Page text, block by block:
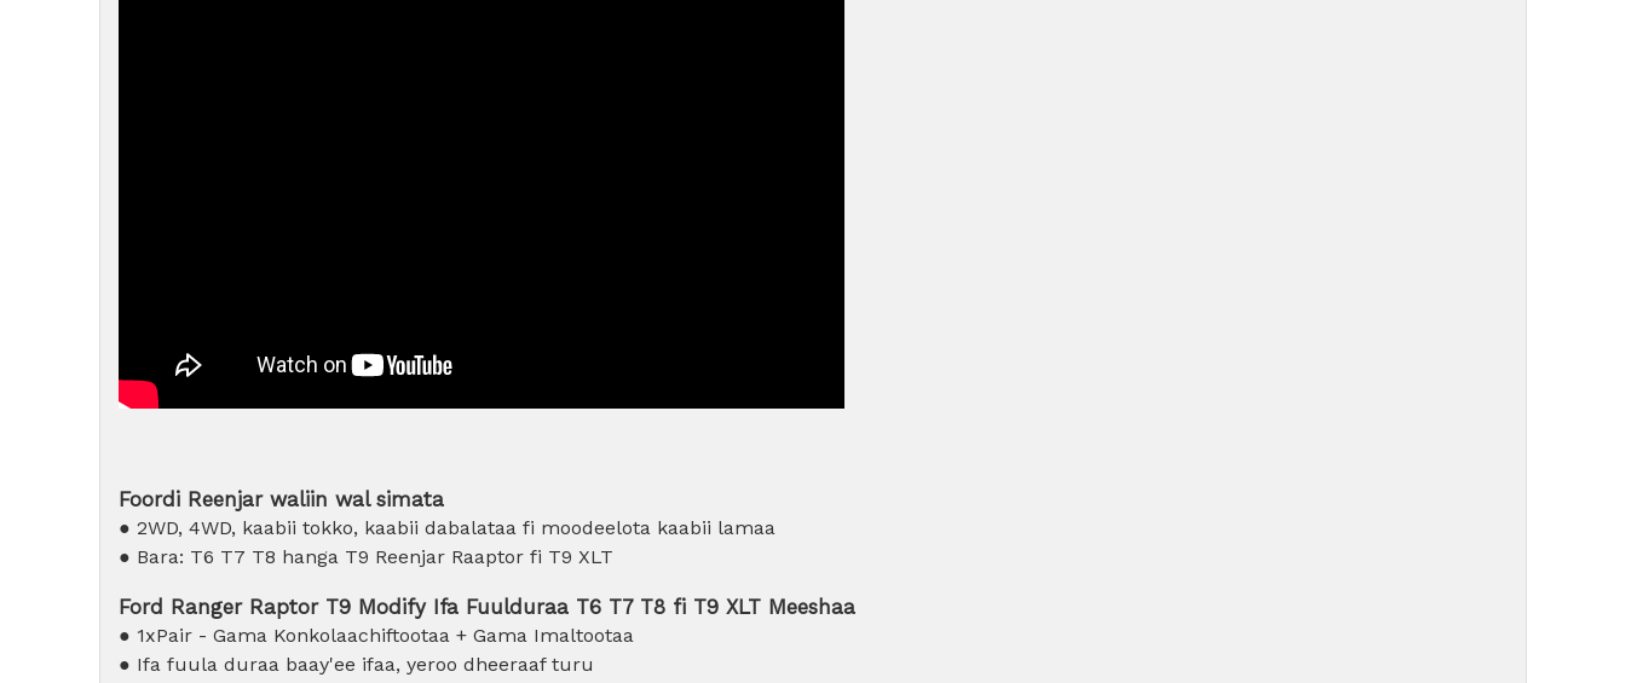
Foordi Reenjar waliin wal simata
● 2WD, 4WD, kaabii tokko, kaabii dabalataa fi moodeelota kaabii lamaa
● Bara: T6 T7 T8 hanga T9 Reenjar Raaptor fi T9 XLT
Ford Ranger Raptor T9 Modify Ifa Fuulduraa T6 T7 T8 fi T9 XLT Meeshaa
● 1xPair - Gama Konkolaachiftootaa + Gama Imaltootaa
● Ifa fuula duraa baay'ee ifaa, yeroo dheeraaf turu